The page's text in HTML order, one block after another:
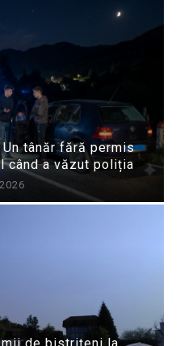
Un tânăr fără permis
când a văzut poliția